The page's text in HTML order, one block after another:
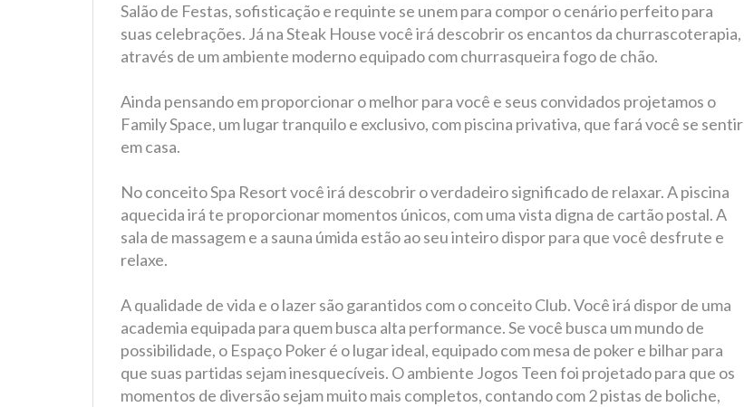
Salão de Festas, sofisticação e requinte se unem para compor o cenário perfeito para
suas celebrações. Já na Steak House você irá descobrir os encantos da churrascoterapia,
através de um ambiente moderno equipado com churrasqueira fogo de chão.
Ainda pensando em proporcionar o melhor para você e seus convidados projetamos o
Family Space, um lugar tranquilo e exclusivo, com piscina privativa, que fará você se sentir
em casa.
No conceito Spa Resort você irá descobrir o verdadeiro significado de relaxar. A piscina
aquecida irá te proporcionar momentos únicos, com uma vista digna de cartão postal. A
sala de massagem e a sauna úmida estão ao seu inteiro dispor para que você desfrute e
relaxe.
A qualidade de vida e o lazer são garantidos com o conceito Club. Você irá dispor de uma
academia equipada para quem busca alta performance. Se você busca um mundo de
possibilidade, o Espaço Poker é o lugar ideal, equipado com mesa de poker e bilhar para
que suas partidas sejam inesquecíveis. O ambiente Jogos Teen foi projetado para que os
momentos de diversão sejam muito mais completos, contando com 2 pistas de boliche,